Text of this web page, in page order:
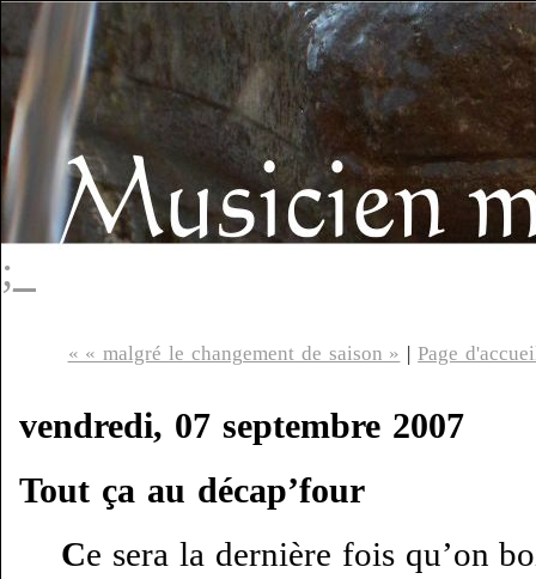
;_
« « malgré le changement de saison » |Page
vendredi, 07 septembre 2007
Tout ça au décap’four
Ce sera la dernière fois qu’on